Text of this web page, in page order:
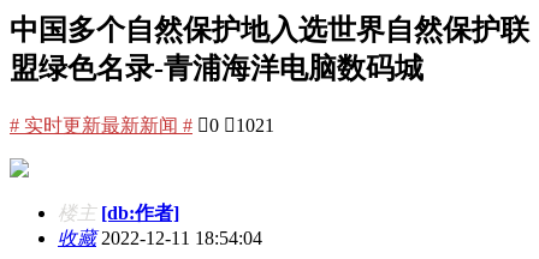
中国多个自然保护地入选世界自然保护联
盟绿色名录-青浦海洋电脑数码城
# 实时更新最新新闻 # 0 1021
楼主 [db:作者]
收藏2022-12-11 18:54:04